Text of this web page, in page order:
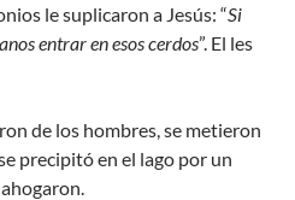
le suplicaron a Jesús: “Si
entrar en esos cerdos”. El les
de los hombres, se metieron
precipitó en el lago por un